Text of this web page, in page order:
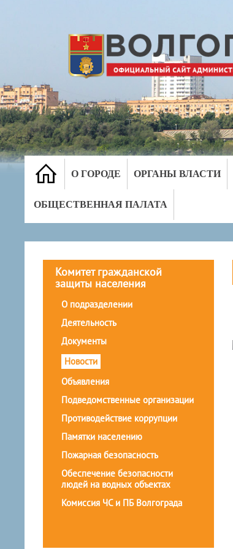
О ГОРОДЕ ОРГАНЫ ВЛАСТИ
ОБЩЕСТВЕННАЯ ПАЛАТА
Комитет гражданской
защиты населения
О подразделении
Деятельность
Документы
Новости
Объявления
Подведомственные организации
Противодействие коррупции
Памятки населению
Пожарная безопасность
Обеспечение безопасности
людей на водных объектах
Комиссия ЧС и ПБ Волгограда